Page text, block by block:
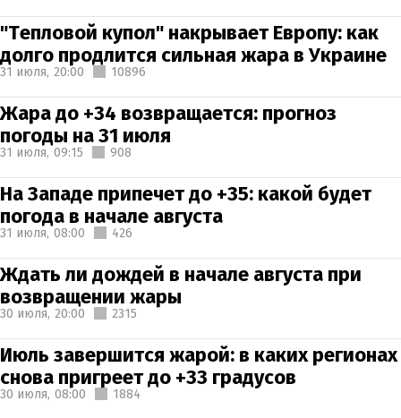
"Тепловой купол" накрывает Европу: как
долго продлится сильная жара в Украине
31 июля, 20:00 10896
Жара до +34 возвращается: прогноз
погоды на 31 июля
31 июля, 09:15 908
На Западе припечет до +35: какой будет
погода в начале августа
31 июля, 08:00 426
Ждать ли дождей в начале августа при
возвращении жары
30 июля, 20:00 2315
Июль завершится жарой: в каких регионах
снова пригреет до +33 градусов
30 июля, 08:00 1884